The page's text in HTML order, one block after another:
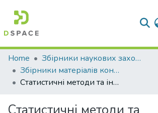
Communities & Collections
All of DSpace
Home
Збірники наукових заходів
Збірники матеріалів конференцій ХУУП імені Леоніда Юзькова
Статистичні методи та інформаційні технології аналізу соціально-економічного розвитку: зб. текстів доповідей за матеріалами XXVI Міжнародної наук.-практ. конф., присвяченої пам’яті д.е.н., професора Омеляна Івановича Кулинича, 28 травня 2026 р. – Хмельницький: Хмельницький університет управління та права імені Леоніда Юзькова, 2026.– 201 с.